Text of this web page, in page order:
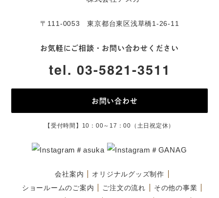
〒111-0053 東京都台東区浅草橋1-26-11
お気軽にご相談・お問い合わせください
tel. 03-5821-3511
お問い合わせ
【受付時間】10：00～17：00（土日祝定休）
＃asuka ＃GANAG
会社案内
オリジナルグッズ制作
ショールームのご案内
ご注文の流れ
その他の事業